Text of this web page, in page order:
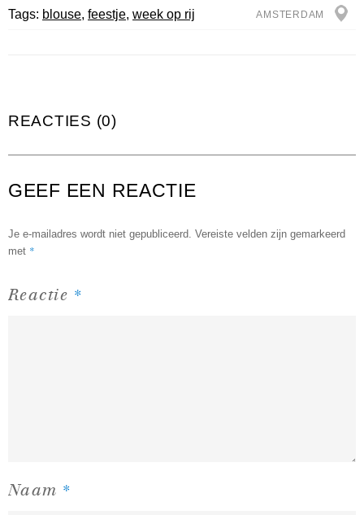
Tags: blouse, feestje, week op rij AMSTERDAM
REACTIES (0)
GEEF EEN REACTIE
Je e-mailadres wordt niet gepubliceerd. Vereiste velden zijn gemarkeerd
met *
Reactie *
Naam *